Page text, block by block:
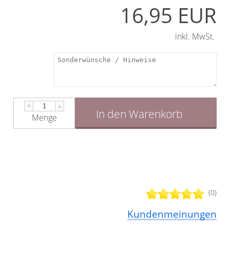
(0)
Kundenmeinungen
16,95 EUR
inkl. MwSt.
▼ ▲
Menge In den Warenkorb